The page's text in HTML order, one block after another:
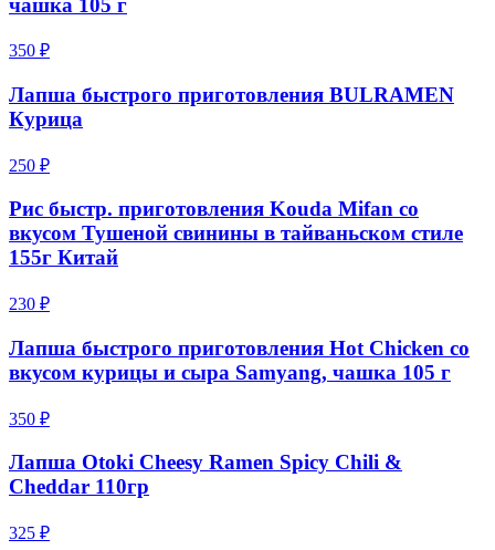
350 ₽
Лапша быстрого приготовления BULRAMEN
Курица
250 ₽
Рис быстр. приготовления Kouda Mifan со
вкусом Тушеной свинины в тайваньском стиле
155г Китай
230 ₽
Лапша быстрого приготовления Hot Chicken со
вкусом курицы и сыра Samyang, чашка 105 г
350 ₽
Лапша Otoki Cheesy Ramen Spicy Chili &
Cheddar 110гр
325 ₽